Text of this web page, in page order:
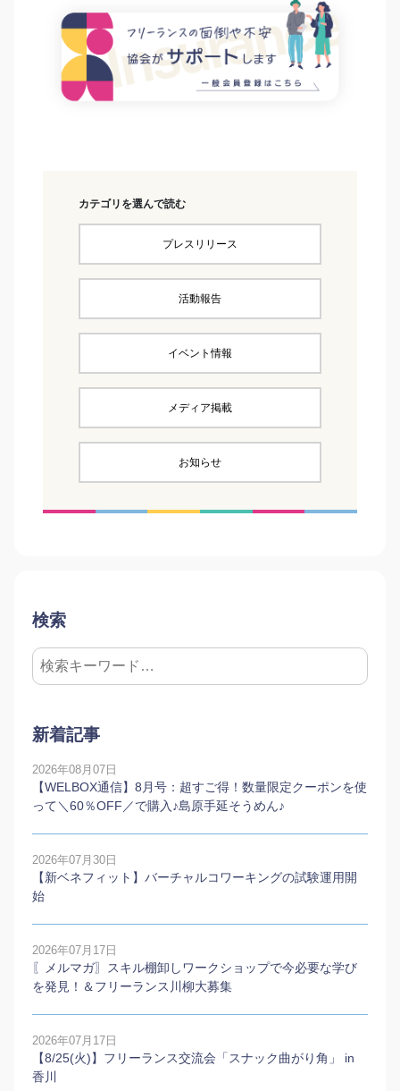
カテゴリを選んで読む
プレスリリース
活動報告
イベント情報
メディア掲載
お知らせ
検索
新着記事
2026年08月07日
【WELBOX通信】8月号：超すご得！数量限定クーポンを使
って＼60％OFF／で購入♪島原手延そうめん♪
2026年07月30日
【新ベネフィット】バーチャルコワーキングの試験運用開
始
2026年07月17日
〖メルマガ〗スキル棚卸しワークショップで今必要な学び
を発見！＆フリーランス川柳大募集
2026年07月17日
【8/25(火)】フリーランス交流会「スナック曲がり角」 in
香川